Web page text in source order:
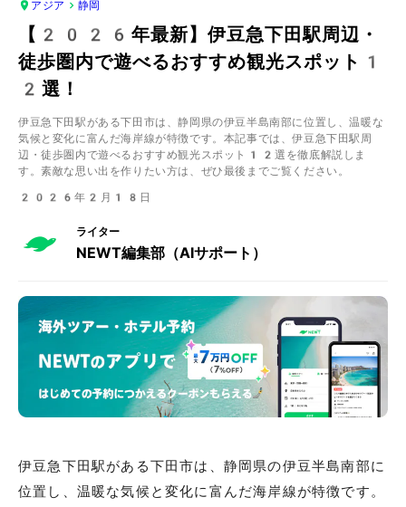
アジア 静岡
【2026年最新】伊豆急下田駅周辺・
徒歩圏内で遊べるおすすめ観光スポット1
2選！
伊豆急下田駅がある下田市は、静岡県の伊豆半島南部に位置し、温暖な
気候と変化に富んだ海岸線が特徴です。本記事では、伊豆急下田駅周
辺・徒歩圏内で遊べるおすすめ観光スポット12選を徹底解説しま
す。素敵な思い出を作りたい方は、ぜひ最後までご覧ください。
2026年2月18日
ライター
NEWT編集部（AIサポート）
伊豆急下田駅がある下田市は、静岡県の伊豆半島南部に
位置し、温暖な気候と変化に富んだ海岸線が特徴です。